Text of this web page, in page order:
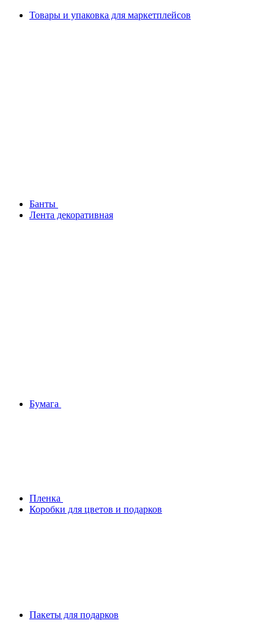
Товары и упаковка для маркетплейсов
Банты
Лента декоративная
Бумага
Плeнка
Коробки для цветов и подарков
Пакеты для подарков